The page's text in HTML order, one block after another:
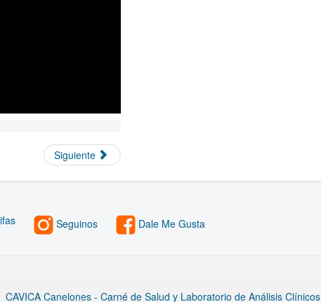
Siguiente
Seguinos Dale Me Gusta
CAVICA Canelones - Carné de Salud y Laboratorio de Análisis Clínicos